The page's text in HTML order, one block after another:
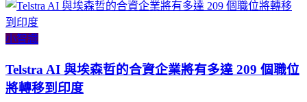
小智識
Telstra AI 與埃森哲的合資企業將有多達 209 個職位
將轉移到印度